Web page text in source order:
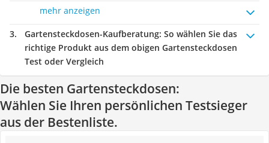
mehr anzeigen
Gartensteckdosen-Kaufberatung: So wählen Sie das
richtige Produkt aus dem obigen Gartensteckdosen
Test oder Vergleich
Die besten Gartensteckdosen:
Wählen Sie Ihren persönlichen Testsieger
aus der Bestenliste.